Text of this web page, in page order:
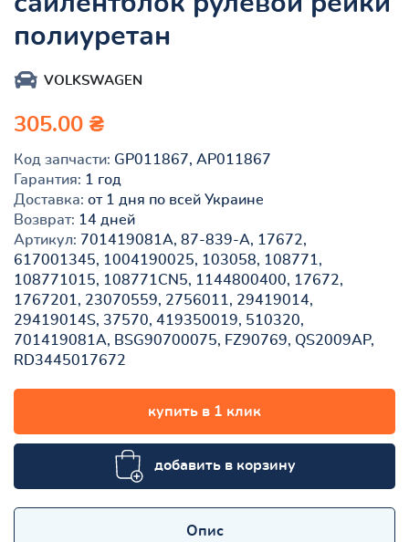
полиуретан
VOLKSWAGEN
305.00 ₴
Код запчасти: GP011867, AP011867
Гарантия: 1 год
Доставка: от 1 дня по всей Украине
Возврат: 14 дней
Артикул: 701419081A, 87-839-A, 17672,
617001345, 1004190025, 103058, 108771,
108771015, 108771CN5, 1144800400, 17672,
1767201, 23070559, 2756011, 29419014,
29419014S, 37570, 419350019, 510320,
701419081A, BSG90700075, FZ90769, QS2009AP,
RD3445017672
купить в 1 клик
добавить в корзину
Опис